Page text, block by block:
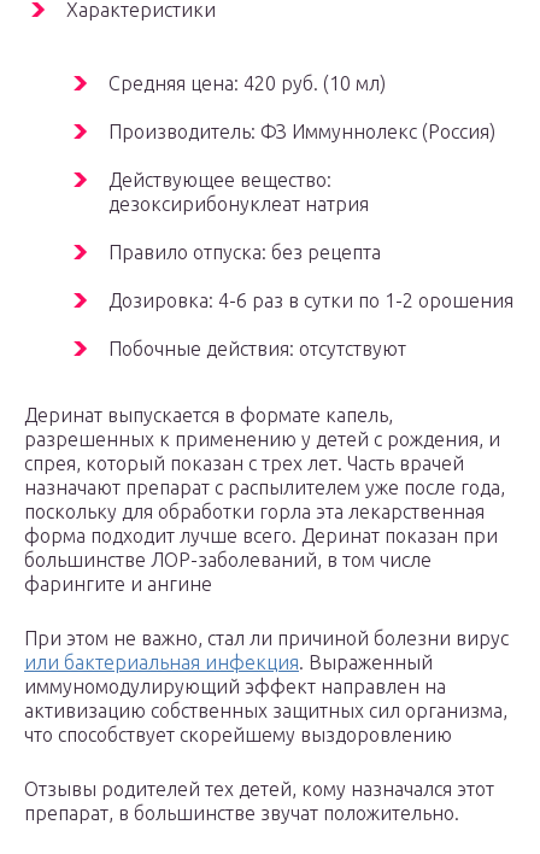
Характеристики
Средняя цена: 420 руб. (10 мл)
Производитель: ФЗ Иммуннолекс (Россия)
Действующее вещество:
дезоксирибонуклеат натрия
Правило отпуска: без рецепта
Дозировка: 4-6 раз в сутки по 1-2 орошения
Побочные действия: отсутствуют
Деринат выпускается в формате капель,
разрешенных к применению у детей с рождения, и
спрея, который показан с трех лет. Часть врачей
назначают препарат с распылителем уже после года,
поскольку для обработки горла эта лекарственная
форма подходит лучше всего. Деринат показан при
большинстве ЛОР-заболеваний, в том числе
фарингите и ангине
При этом не важно, стал ли причиной болезни вирус
или бактериальная инфекция. Выраженный
иммуномодулирующий эффект направлен на
активизацию собственных защитных сил организма,
что способствует скорейшему выздоровлению
Отзывы родителей тех детей, кому назначался этот
препарат, в большинстве звучат положительно.